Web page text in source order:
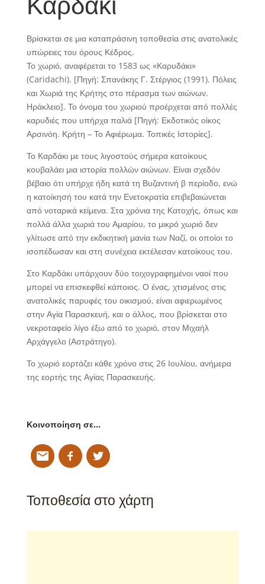
Βρίσκεται σε μια καταπράσινη τοποθεσία στις ανατολικές
υπώρειες του όρους Κέδρος.
Το χωριό, αναφέρεται το 1583 ως «Καρυδάκι»
(Caridachi). [Πηγή: Σπανάκης Γ. Στέργιος (1991). Πόλεις
και Χωριά της Κρήτης στο πέρασμα των αιώνων.
Ηράκλειο]. Το όνομα του χωριού προέρχεται από πολλές
καρυδιές που υπήρχα παλιά [Πηγή: Εκδοτικός οίκος
Αρσινόη. Κρήτη – Το Αφιέρωμα. Τοπικές Ιστορίες].
Το Καρδάκι με τους λιγοστούς σήμερα κατοίκους
κουβαλάει μια ιστορία πολλών αιώνων. Είναι σχεδόν
βέβαιο ότι υπήρχε ήδη κατά τη Βυζαντινή β περίοδο, ενώ
η κατοίκησή του κατά την Ενετοκρατία επιβεβαιώνεται
από νοταρικά κείμενα. Στα χρόνια της Κατοχής, όπως και
πολλά άλλα χωριά του Αμαρίου, το μικρό χωριό δεν
γλίτωσε από την εκδικητική μανία των Ναζί, οι οποίοι το
ισοπέδωσαν και στη συνέχεια εκτέλεσαν κατοίκους του.
Στο Καρδάκι υπάρχουν δύο τοιχογραφημένοι ναοί που
μπορεί να επισκεφθεί κάποιος. Ο ένας, χτισμένος στις
ανατολικές παρυφές του οικισμού, είναι αφιερωμένος
στην Αγία Παρασκευή, και ο άλλος, που βρίσκεται στο
νεκροταφείο λίγο έξω από το χωριό, στον Μιχαήλ
Αρχάγγελο (Αστράτηγο).
Το χωριό εορτάζει κάθε χρόνο στις 26 Ιουλίου, ανήμερα
της εορτής της Αγίας Παρασκευής.
Κοινοποίηση σε…
Τοποθεσία στο χάρτη